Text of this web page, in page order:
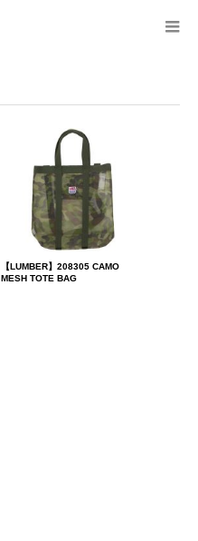
【LUMBER】208305 CAMO
MESH TOTE BAG